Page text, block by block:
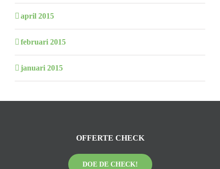
april 2015
februari 2015
januari 2015
OFFERTE CHECK
DOE DE CHECK!